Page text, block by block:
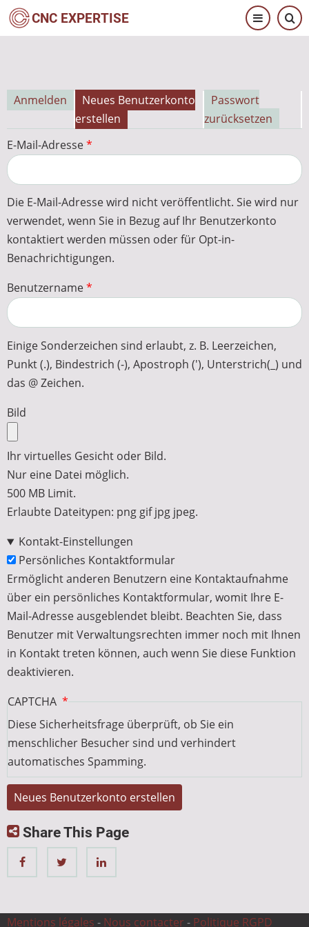
Direkt
zum
CNC EXPERTISE
Primäre
Reiter
Anmelden
Neues Benutzerkonto
erstellen
Passwort
zurücksetzen
E-Mail-Adresse
Die E-Mail-Adresse wird nicht veröffentlicht. Sie wird nur
verwendet, wenn Sie in Bezug auf Ihr Benutzerkonto
kontaktiert werden müssen oder für Opt-in-
Benachrichtigungen.
Benutzername
Einige Sonderzeichen sind erlaubt, z. B. Leerzeichen,
Punkt (.), Bindestrich (-), Apostroph ('), Unterstrich(_) und
das @ Zeichen.
Bild
Ihr virtuelles Gesicht oder Bild.
Nur eine Datei möglich.
500 MB Limit.
Erlaubte Dateitypen: png gif jpg jpeg.
Kontakt-Einstellungen
Persönliches Kontaktformular
Ermöglicht anderen Benutzern eine Kontaktaufnahme
über ein persönliches Kontaktformular, womit Ihre E-
Mail-Adresse ausgeblendet bleibt. Beachten Sie, dass
Benutzer mit Verwaltungsrechten immer noch mit Ihnen
in Kontakt treten können, auch wenn Sie diese Funktion
deaktivieren.
CAPTCHA
Diese Sicherheitsfrage überprüft, ob Sie ein
menschlicher Besucher sind und verhindert
automatisches Spamming.
Share This Page
Mentions légales - Nous contacter - Politique RGPD